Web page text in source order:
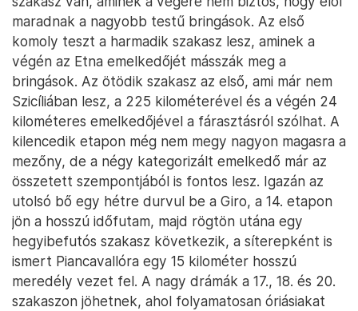
maradnak a nagyobb testű bringások. Az első
komoly teszt a harmadik szakasz lesz, aminek a
végén az Etna emelkedőjét másszák meg a
bringások. Az ötödik szakasz az első, ami már nem
Szicíliában lesz, a 225 kilométerével és a végén 24
kilométeres emelkedőjével a fárasztásról szólhat. A
kilencedik etapon még nem megy nagyon magasra a
mezőny, de a négy kategorizált emelkedő már az
összetett szempontjából is fontos lesz. Igazán az
utolsó bő egy hétre durvul be a Giro, a 14. etapon
jön a hosszú időfutam, majd rögtön utána egy
hegyibefutós szakasz következik, a síterepként is
ismert Piancavallóra egy 15 kilométer hosszú
meredély vezet fel. A nagy drámák a 17., 18. és 20.
szakaszon jöhetnek, ahol folyamatosan óriásiakat